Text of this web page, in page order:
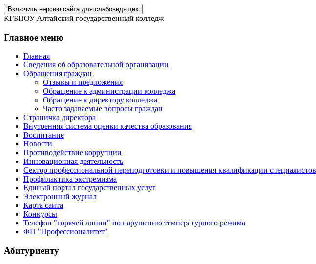
Включить версию сайта для слабовидящих
КГБПОУ Алтайский государственный колледж
Главное меню
Главная
Сведения об образовательной организации
Обращения граждан
Отзывы и предложения
Обращение к администрации колледжа
Обращение к директору колледжа
Часто задаваемые вопросы граждан
Страничка директора
Внутренняя система оценки качества образования
Воспитание
Новости
Противодействие коррупции
Инновационная деятельность
Сектор профессиональной переподготовки и повышения квалификации специалистов
Профилактика экстремизма
Единый портал государственных услуг
Электронный журнал
Карта сайта
Конкурсы
Телефон "горячей линии" по нарушению температурного режима
ФП "Профессионалитет"
Абитуриенту